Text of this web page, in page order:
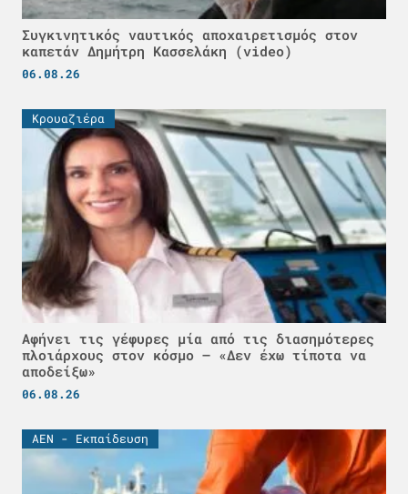
Συγκινητικός ναυτικός αποχαιρετισμός στον
καπετάν Δημήτρη Κασσελάκη (video)
06.08.26
Κρουαζιέρα
Αφήνει τις γέφυρες μία από τις διασημότερες
πλοιάρχους στον κόσμο – «Δεν έχω τίποτα να
αποδείξω»
06.08.26
ΑΕΝ - Εκπαίδευση